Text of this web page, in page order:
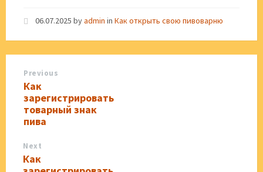
06.07.2025 byadmin in Как открыть свою пивоварню
Previous
Как
зарегистрировать
товарный знак
пива
Next
Как